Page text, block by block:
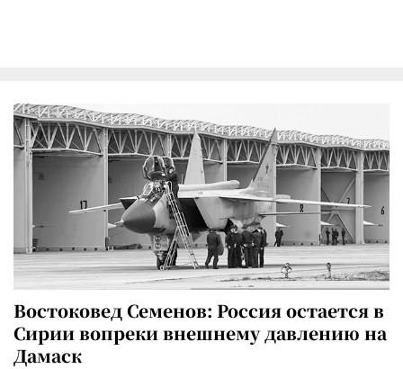
Востоковед Семенов: Россия остается в
Сирии вопреки внешнему давлению на
Дамаск